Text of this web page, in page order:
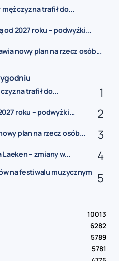
mężczyzna trafił do...
od 2027 roku – podwyżki...
nowy plan na rzecz osób...
trafił do...
roku – podwyżki...
plan na rzecz osób...
– zmiany w...
na festiwalu muzycznym
10013
6282
5789
5781